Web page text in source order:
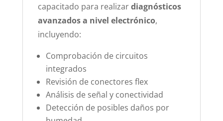
capacitado para realizardiagnósticos
avanzados a nivel electrónico,
incluyendo:
Comprobación de circuitos
integrados
Revisión de conectores flex
Análisis de señal y conectividad
Detección de posibles daños por